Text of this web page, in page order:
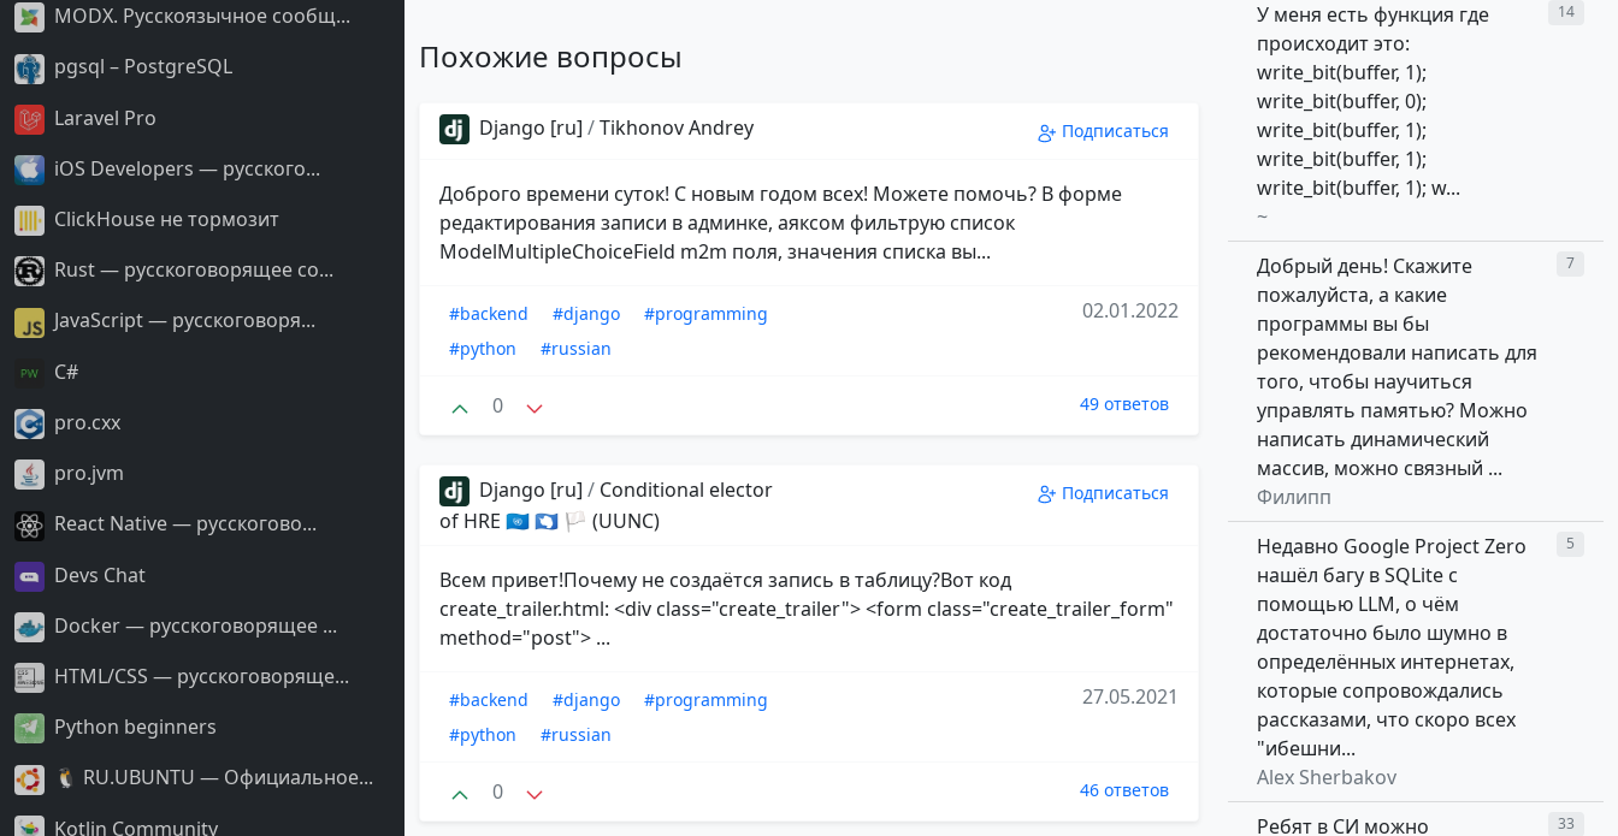
MODX. Русскоязычное сообщ...
pgsql – PostgreSQL
Laravel Pro
iOS Developers — русского...
ClickHouse не тормозит
Rust — русскоговорящее со...
JavaScript — русскоговоря...
С#
pro.cxx
pro.jvm
React Native — русскогово...
Devs Chat
Docker — русскоговорящее ...
HTML/CSS — русскоговоряще...
Python beginners
🐧 RU.UBUNTU — Официальное...
Kotlin Community
Похожие вопросы
Django [ru] /Tikhonov Andrey Подписаться
Доброго времени суток! С новым годом всех! Можете помочь? В форме
редактирования записи в админке, аяксом фильтрую список
ModelMultipleChoiceField m2m поля, значения списка вы...
#backend #django
#programming
#python
#russian
02.01.2022
0 49 ответов
Django [ru] / Conditional elector
of HRE 🇺🇳 🇦🇶 🏳 (UUNC)
Подписаться
Всем привет!Почему не создаётся запись в таблицу?Вот код
create_trailer.html: <div class="create_trailer"> <form class="create_trailer_form"
method="post"> ...
#backend #django
#programming
#python
#russian
27.05.2021
0 46 ответов
У меня есть функция где
происходит это:
write_bit(buffer, 1);
write_bit(buffer, 0);
write_bit(buffer, 1);
write_bit(buffer, 1);
write_bit(buffer, 1); w...
~
14
Добрый день! Скажите
пожалуйста, а какие
программы вы бы
рекомендовали написать для
того, чтобы научиться
управлять памятью? Можно
написать динамический
массив, можно связный ...
Филипп
7
Недавно Google Project Zero
нашёл багу в SQLite с
помощью LLM, о чём
достаточно было шумно в
определённых интернетах,
которые сопровождались
рассказами, что скоро всех
"ибешни...
Alex Sherbakov
5
Ребят в СИ можно
33